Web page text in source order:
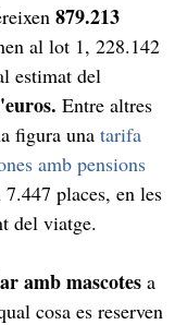
879.213
al lot 1, 228.142
estimat del
Entre altres
figura una tarifa
amb pensions
7.447 places, en les
del viatge.
amb mascotes a
cosa es reserven